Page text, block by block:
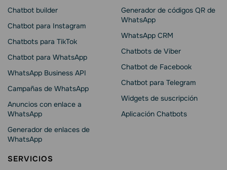
Chatbot builder
Chatbot para Instagram
Chatbots para TikTok
Chatbot para WhatsApp
WhatsApp Business API
Campañas de WhatsApp
Anuncios con enlace a
WhatsApp
Generador de enlaces de
WhatsApp
Generador de códigos QR de
WhatsApp
WhatsApp CRM
Chatbots de Viber
Chatbot de Facebook
Chatbot para Telegram
Widgets de suscripción
Aplicación Chatbots
SERVICIOS